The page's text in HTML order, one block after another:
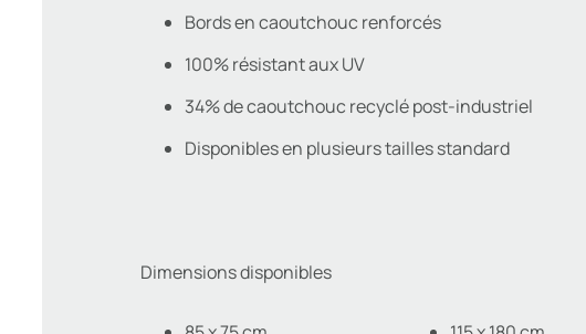
Bords en caoutchouc renforcés
100% résistant aux UV
34% de caoutchouc recyclé post-industriel
Disponibles en plusieurs tailles standard
Dimensions disponibles